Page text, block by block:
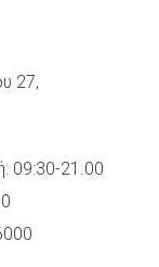
27,
09:30-21.00